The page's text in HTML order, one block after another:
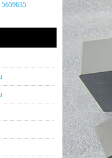
5659635